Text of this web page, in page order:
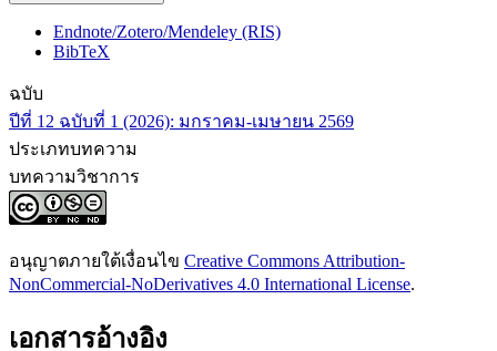
Endnote/Zotero/Mendeley (RIS)
BibTeX
ฉบับ
ปีที่ 12 ฉบับที่ 1 (2026): มกราคม-เมษายน 2569
ประเภทบทความ
บทความวิชาการ
อนุญาตภายใต้เงื่อนไข Creative Commons Attribution-
NonCommercial-NoDerivatives 4.0 International License.
เอกสารอ้างอิง